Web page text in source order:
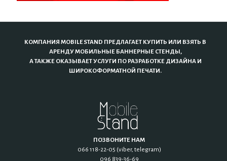
КОМПАНИЯ MOBILE STAND ПРЕДЛАГАЕТ КУПИТЬ ИЛИ ВЗЯТЬ В
АРЕНДУ МОБИЛЬНЫЕ БАННЕРНЫЕ СТЕНДЫ,
А ТАКЖЕ ОКАЗЫВАЕТ УСЛУГИ ПО РАЗРАБОТКЕ ДИЗАЙНА И
ШИРОКОФОРМАТНОЙ ПЕЧАТИ.
ПОЗВОНИТЕ НАМ
066 118-22-05 (viber, telegram)
096 839-36-69